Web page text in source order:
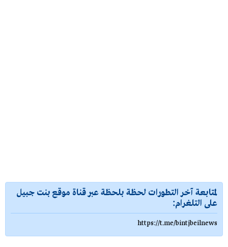
لمتابعة آخر التطورات لحظة بلحظة عبر قناة موقع بنت جبيل
على التلغرام:
https://t.me/bintjbeilnews